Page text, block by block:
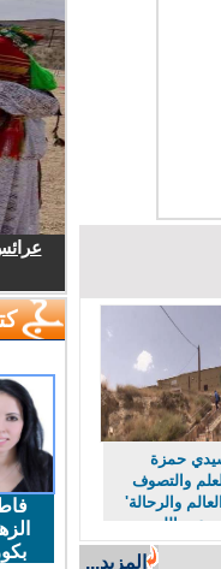
حمزة
والتصوف
والرحالة'
الله
المزيد...